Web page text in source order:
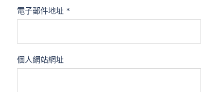
電子郵件地址 *
個人網站網址